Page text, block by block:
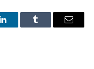
LinkedInTumblr
E-